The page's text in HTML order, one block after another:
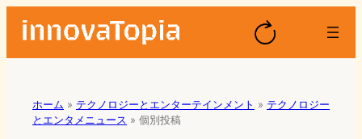
ホーム » テクノロジーとエンターテインメント » テクノロジー
とエンタメニュース » 個別投稿